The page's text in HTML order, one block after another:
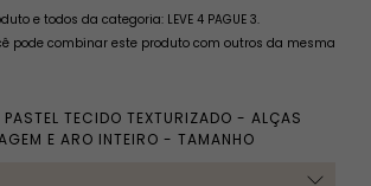
e todos da categoria: LEVE 4 PAGUE 3.
pode combinar este produto com outros da mesma
PASTEL TECIDO TEXTURIZADO - ALÇAS
E ARO INTEIRO - TAMANHO